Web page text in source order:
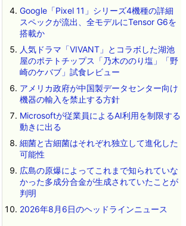
Google「Pixel 11」シリーズ4機種の詳細
スペックが流出、全モデルにTensor G6を
搭載か
人気ドラマ「VIVANT」とコラボした湖池
屋のポテトチップス「乃木ののり塩」「野
崎のケバブ」試食レビュー
アメリカ政府が中国製データセンター向け
機器の輸入を禁止する方針
Microsoftが従業員によるAI利用を制限する
動きに出る
細菌と古細菌はそれぞれ独立して進化した
可能性
広島の原爆によってこれまで知られていな
かった多成分合金が生成されていたことが
判明
2026年8月6日のヘッドラインニュース